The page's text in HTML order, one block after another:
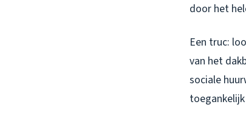
door het
Een truc:
van het
sociale